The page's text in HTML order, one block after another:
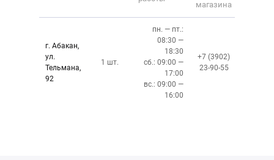
магазина
г. Абакан,
ул.
Тельмана,
92
1 шт.
пн. — пт.:
08:30 —
18:30
сб.: 09:00 —
17:00
вс.: 09:00 —
16:00
+7 (3902)
23-90-55